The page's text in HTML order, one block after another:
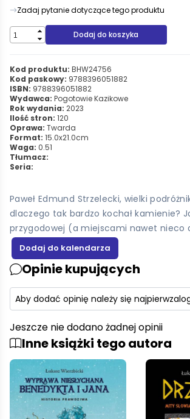
Zadaj pytanie dotyczące tego produktu
Dodaj do koszyka
Kod produktu: BHW24756
Kod paskowy: 9788396051882
ISBN: 9788396051882
Wydawca: Pogotowie Kazikowe
Rok wydania: 2023
Ilość stron: 120
Oprawa: Twarda
Format: 15.0x21.0cm
Waga: 0.51
Tłumacz:
Seria:
Paweł Edmund Strzelecki, wielki
dlaczego tak bardzo kochał kamienie?
przygodowej (a miejscami nawet nieco
Opinie kupujących
Aby dodać opinię należy się najpierw
Jeszcze nie dodano żadnej opinii
Inne książki tego autora